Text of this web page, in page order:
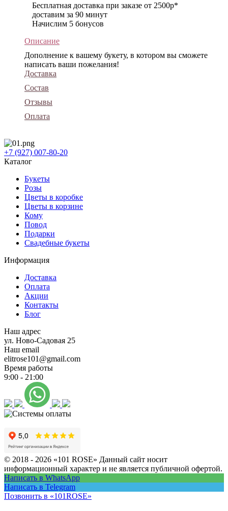
Бесплатная доставка при заказе от 2500р*
доставим за 90 минут
Начислим 5 бонусов
Описание
Дополнение к вашему букету, в котором вы сможете
написать ваши пожелания!
Доставка
Состав
Отзывы
Оплата
+7 (927) 007-80-20
Каталог
Букеты
Розы
Цветы в коробке
Цветы в корзине
Кому
Повод
Подарки
Свадебные букеты
Информация
Доставка
Оплата
Акции
Контакты
Блог
Наш адрес
ул. Ново-Садовая 25
Наш email
elitrose101@gmail.com
Время работы
9:00 - 21:00
© 2018 - 2026 «101 ROSE» Данный сайт носит
информационный характер и не является публичной офертой.
Написать в WhatsApp
Написать в Telegram
Позвонить в «101ROSE»